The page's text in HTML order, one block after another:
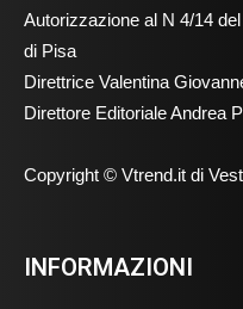
Autorizzazione al N 4/14
di Pisa
Direttrice Valentina
Direttore Editoriale Andrea
Copyright © Vtrend.it di
INFORMAZIONI